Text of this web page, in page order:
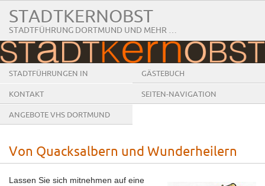
STADTKERNOBST
STADTFÜHRUNG DORTMUND UND MEHR …
STADTFÜHRUNGEN IN
DORTMUND
GÄSTEBUCH
KONTAKT SEITEN-NAVIGATION
ANGEBOTE VHS DORTMUND
Von Quacksalbern und Wunderheilern
Lassen Sie sich mitnehmen auf eine